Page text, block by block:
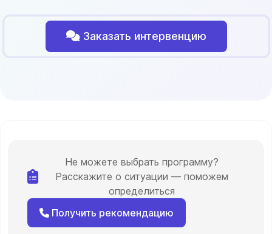
Заказать интервенцию
Не можете выбрать программу?
Расскажите о ситуации — поможем
определиться
Получить рекомендацию